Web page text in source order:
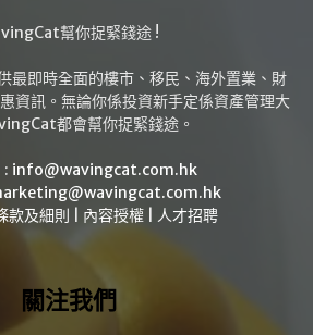
幫你捉緊錢途 !
最即時全面的樓市、移民、海外置業、財
資訊。無論你係投資新手定係資產管理大
都會幫你捉緊錢途。
: info@wavingcat.com.hk
款及細則 內容授權 人才招聘
關注我們